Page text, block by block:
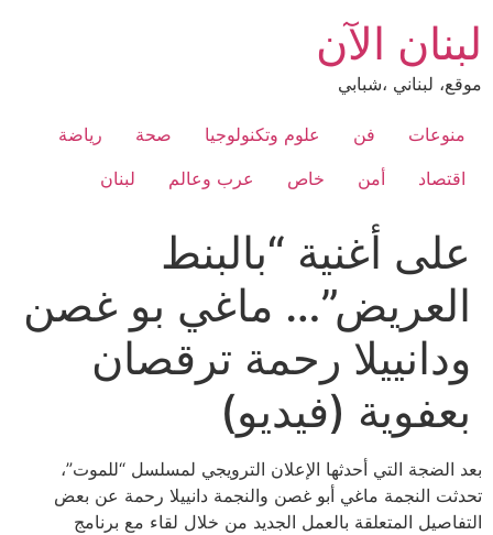
content
لبنان الآن
موقع، لبناني ،شبابي
منوعات فن علوم وتكنولوجيا صحة
رياضة
اقتصاد
أمن خاص عرب وعالم لبنان
على أغنية “بالبنط
العريض”… ماغي بو غصن
ودانييلا رحمة ترقصان
بعفوية (فيديو)
بعد الضجة التي أحدثها الإعلان الترويجي لمسلسل “للموت”،
تحدثت النجمة ماغي أبو غصن والنجمة دانييلا رحمة عن بعض
التفاصيل المتعلقة بالعمل الجديد من خلال لقاء مع برنامج